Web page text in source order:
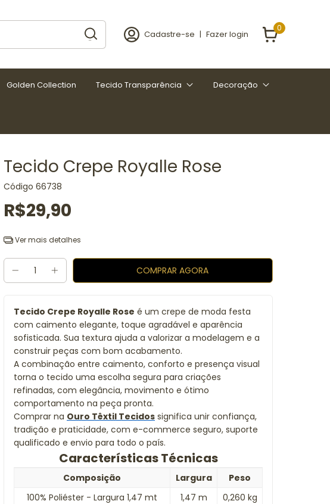
Cadastre-se | Fazer login
0
Golden Collection Tecido Transparência Decoração
Tecido Crepe Royalle Rose
Código 66738
R$29,90
Ver mais detalhes
Tecido Crepe Royalle Rose é um crepe de moda festa
com caimento elegante, toque agradável e aparência
sofisticada. Sua textura ajuda a valorizar a modelagem e a
construir peças com bom acabamento.
A combinação entre caimento, conforto e presença visual
torna o tecido uma escolha segura para criações
refinadas, com elegância, movimento e ótimo
comportamento na peça pronta.
Comprar na Ouro Têxtil Tecidos significa unir confiança,
tradição e praticidade, com e-commerce seguro, suporte
qualificado e envio para todo o país.
Características Técnicas
Composição Largura
Peso
100% Poliéster - Largura 1,47 mt
1,47 m 0,260 kg